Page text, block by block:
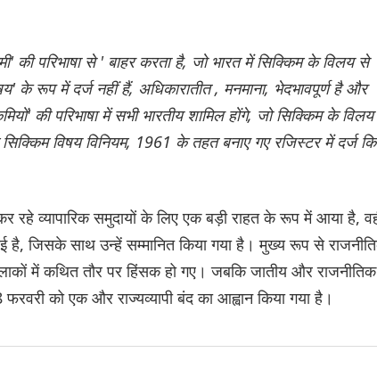
की परिभाषा से ' बाहर करता है, जो भारत में सिक्किम के विलय से
रूप में दर्ज नहीं हैं, अधिकारातीत , मनमाना, भेदभावपूर्ण है और
की परिभाषा में सभी भारतीय शामिल होंगे, जो सिक्किम के
विषय विनियम, 1961 के तहत बनाए गए रजिस्टर में दर्ज
व्यापारिक समुदायों के लिए एक बड़ी राहत के रूप में आया है,
है, जिसके साथ उन्हें सम्मानित किया गया है। मुख्य रूप से
में कथित तौर पर हिंसक हो गए। जबकि जातीय और राजनीतिक
को एक और राज्यव्यापी बंद का आह्वान किया गया है।